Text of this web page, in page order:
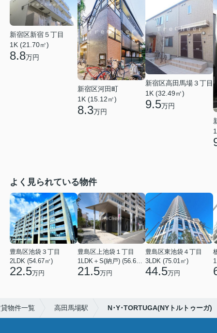
新宿区新宿５丁目
1K (21.70㎡)
8.8万円
新宿区河田町
1K (15.12㎡)
8.3万円
新宿区高田馬場３丁目
1K (32.49㎡)
9.5万円
よく見られている物件
豊島区池袋３丁目
2LDK (54.67㎡)
22.5万円
豊島区上池袋１丁目
21.5万円
豊島区東池袋４丁目
3LDK (75.01㎡)
44.5万円
物件一覧 高田馬場駅 N･Y･TORTUGA(NYトルトゥーガ)